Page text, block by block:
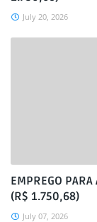
July 20, 2026
EMPREGO
(R$ 1.750,68)
July 07, 2026